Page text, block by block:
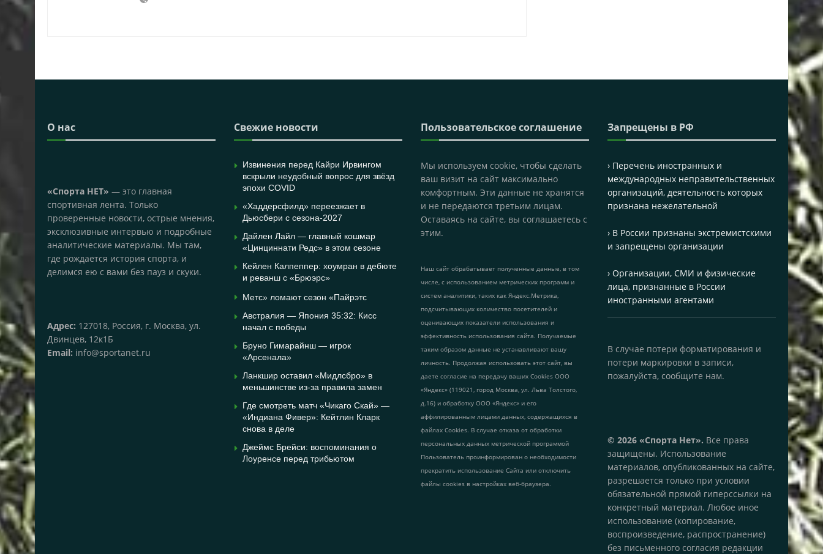
О нас
«Спорта НЕТ» — это главная
спортивная лента. Только
проверенные новости, острые мнения,
эксклюзивные интервью и подробные
аналитические материалы. Мы там,
где рождается история спорта, и
делимся ею с вами без пауз и скуки.
Адрес: 127018, Россия, г. Москва, ул.
Двинцев, 12к1Б
Email: info@sportanet.ru
Свежие новости
Извинения перед Кайри Ирвингом
вскрыли неудобный вопрос для звёзд
эпохи COVID
«Хаддерсфилд» переезжает в
Дьюсбери с сезона-2027
Дайлен Лайл — главный кошмар
«Цинциннати Редс» в этом сезоне
Кейлен Калпеппер: хоумран в дебюте
и реванш с «Брюэрс»
Метс» ломают сезон «Пайрэтс
Австралия — Япония 35:32: Кисс
начал с победы
Бруно Гимарайнш — игрок
«Арсенала»
Ланкшир оставил «Мидлсбро» в
меньшинстве из-за правила замен
Где смотреть матч «Чикаго Скай» —
«Индиана Фивер»: Кейтлин Кларк
снова в деле
Джеймс Брейси: воспоминания о
Лоуренсе перед трибьютом
Пользовательское соглашение
Мы используем cookie, чтобы сделать
ваш визит на сайт максимально
комфортным. Эти данные не хранятся
и не передаются третьим лицам.
Оставаясь на сайте, вы соглашаетесь с
этим.
Наш сайт обрабатывает полученные данные, в том
числе, с использованием метрических программ и
систем аналитики, таких как Яндекс.Метрика,
подсчитывающих количество посетителей и
оценивающих показатели использования и
эффективность использования сайта. Получаемые
таким образом данные не устанавливают вашу
личность. Продолжая использовать этот сайт, вы
даете согласие на передачу ваших Cookies ООО
«Яндекс» (119021, город Москва, ул. Льва Толстого,
д.16) и обработку ООО «Яндекс» и его
аффилированным лицами данных, содержащихся в
файлах Cookies. В случае отказа от обработки
персональных данных метрической программой
Пользователь проинформирован о необходимости
прекратить использование Сайта или отключить
файлы cookies в настройках веб-браузера.
Запрещены в РФ
› Перечень иностранных и
международных неправительственных
организаций, деятельность которых
признана нежелательной
› В России признаны экстремистскими
и запрещены организации
› Организации, СМИ и физические
лица, признанные в России
иностранными агентами
В случае потери форматирования и
потери маркировки в записи,
пожалуйста, сообщите нам.
© 2026 «Спорта Нет». Все права
защищены. Использование
материалов, опубликованных на сайте,
разрешается только при условии
обязательной прямой гиперссылки на
конкретный материал. Любое иное
использование (копирование,
воспроизведение, распространение)
без письменного согласия редакции